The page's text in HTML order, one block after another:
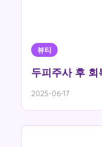
뷰티
두피주사 후 회
2025-06-17